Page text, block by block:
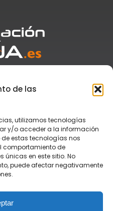
de las
utilizamos tecnologías
y/o acceder a la información
estas tecnologías nos
comportamiento de
en este sitio. No
puede afectar negativamente
cliente